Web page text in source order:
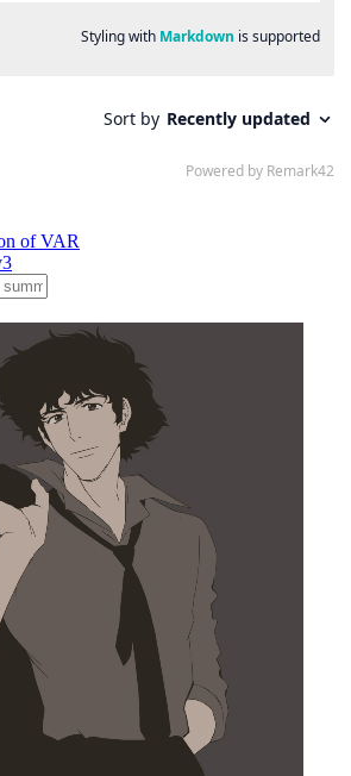
of VAR